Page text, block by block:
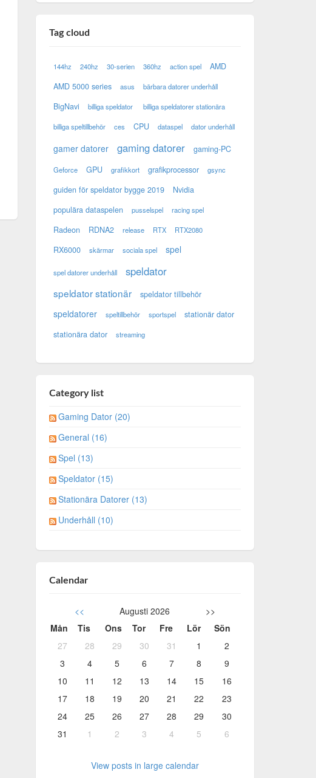
Tag cloud
144hz 240hz 30-serien 360hz action spel
AMD
AMD 5000 series
asus bärbara datorer underhåll
BigNavi billiga speldator billiga speldatorer stationära
billiga speltillbehör ces CPU dataspel dator underhåll
gamer datorer gaming datorer gaming-PC
Geforce GPU grafikkort grafikprocessor gsync
guiden för speldator bygge 2019
Nvidia
populära dataspelen
pusselspel racing spel
Radeon RDNA2 release RTX RTX2080
RX6000 skärmar sociala spel spel
spel datorer underhåll speldator
speldator stationär speldator tillbehör
speldatorer speltillbehör sportspel
stationär dator
stationära dator
streaming
Category list
Gaming Dator (20)
General (16)
Spel (13)
Speldator (15)
Stationära Datorer (13)
Underhåll (10)
Calendar
<< Augusti 2026
>>
Mån
Tis Ons Tor Fre Lör
Sön
27
28 29 30 31 1
2
3
4 5 6 7 8
9
10
11 12 13 14 15
16
17
18 19 20 21 22
23
24
25 26 27 28 29
30
31
1 2 3 4 5 6
View posts in large calendar